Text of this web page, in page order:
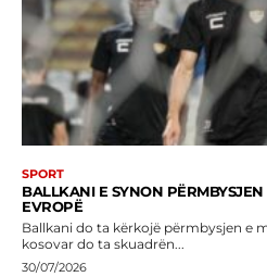
SPORT
BALLKANI E SYNON
EVROPË
Ballkani do ta kërkojë përmbysjen e
kosovar do ta skuadrën...
30/07/2026